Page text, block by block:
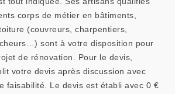
corps de métier en bâtiments,
(couvreurs, charpentiers,
sont à votre disposition pour
de rénovation. Pour le devis,
votre devis après discussion avec
faisabilité. Le devis est établi avec 0 €